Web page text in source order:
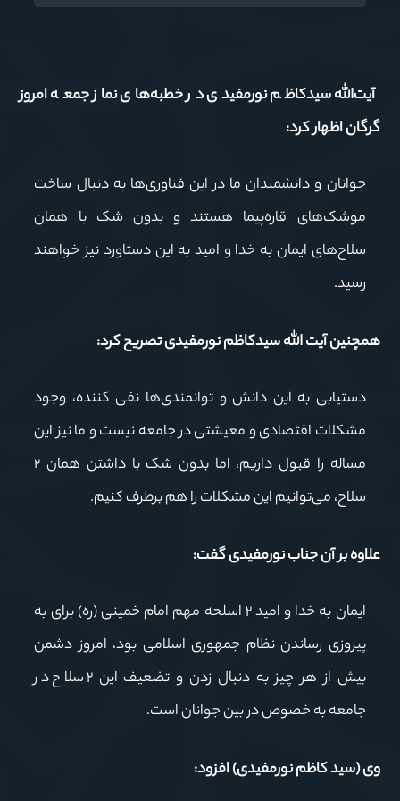
آیت‌الله سیدکاظم نورمفیدی در خطبه‌های نماز جمعه امروز
گرگان اظهار کرد:
جوانان و دانشمندان ما در این فناوری‌ها به دنبال ساخت
موشک‌های قاره‌پیما هستند و بدون شک با همان
سلاح‌های ایمان به خدا و امید به این دستاورد نیز خواهند
رسید.
همچنین آیت الله سیدکاظمنورمفیدیتصریح کرد:
دستیابی به این دانش و توانمندی‌ها نفی کننده، وجود
مشکلات اقتصادی و معیشتی در جامعه نیست و ما نیز این
مساله را قبول داریم، اما بدون شک با داشتن همان ۲
سلاح، می‌توانیم این مشکلات را هم برطرف کنیم.
علاوه بر آن جنابنورمفیدیگفت:
ایمان به خدا و امید ۲ اسلحه مهم امام خمینی (ره) برای به
پیروزی رساندن نظام جمهوری اسلامی بود، امروز دشمن
بیش از هر چیز به دنبال زدن و تضعیف این ۲ سلاح در
جامعه به خصوص در بین جوانان است.
وی (سید کاظمنورمفیدی)افزود: